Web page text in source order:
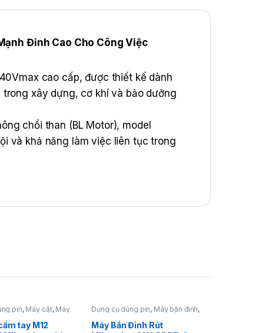
Đỉnh Cao Cho Công Việc
cao cấp, được thiết kế dành
xây dựng, cơ khí và bảo dưỡng
chổi than (BL Motor), model
và khả năng làm việc liên tục trong
pin, Máy cắt, Máy
pin,
Máy cắt kim
,Máy cắt ống dùng
sắt thép dùng pin
tay M12
Dụng cụ dùng pin, Máy bắn đinh,
Máy bắn đinh 12V
, Máy bắn đinh
rút,Milwaukee
Máy Bắn Đinh Rút